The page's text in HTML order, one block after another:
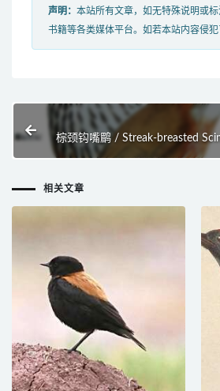
声明： 本站所有文章，如无特殊说明或
书籍等各类媒体平台。如若本站内容侵
棕颈钩嘴鹛 / Streak-breasted
相关文章